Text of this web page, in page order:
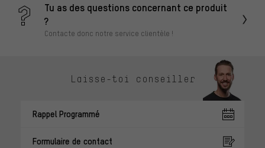
Tu as des questions concernant ce produit
?
Contacte donc notre service clientèle !
Laisse-toi conseiller
Rappel Programmé
Formulaire de contact